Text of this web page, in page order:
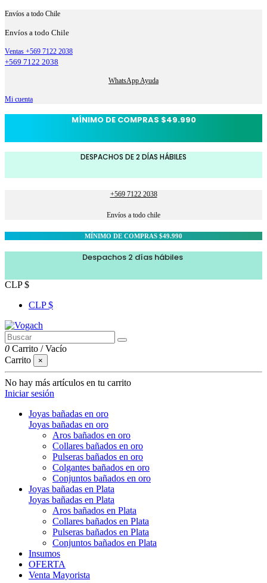
Envíos a todo Chile
Envíos a todo Chile
Ventas +569 7122 2038
+569 7122 2038
WhatsApp Ayuda
Mi cuenta
MÍNIMO DE COMPRAS $49.990
DESPACHOS DE 2 DÍAS HÁBILES
+569 7122 2038
Envíos a todo chile
MÍNIMO DE COMPRAS $49.990
Despachos 2 días hábiles
CLP $
CLP $
0 Carrito /Vacío
Carrito
×
No hay más artículos en tu carrito
Iniciar sesión
Joyas bañadas en oro
Joyas bañadas en oro
Aros bañados en oro
Collares bañados en oro
Pulseras bañados en oro
Colgantes bañados en oro
Conjuntos bañados en oro
Joyas bañadas en Plata
Joyas bañadas en Plata
Aros bañados en Plata
Collares bañados en Plata
Pulseras bañados en Plata
Conjuntos bañados en Plata
Insumos
OFERTA
Venta Mayorista